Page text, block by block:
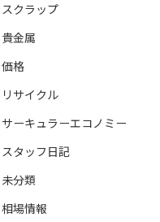
スクラップ
貴金属
価格
リサイクル
サーキュラーエコノミー
スタッフ日記
未分類
相場情報